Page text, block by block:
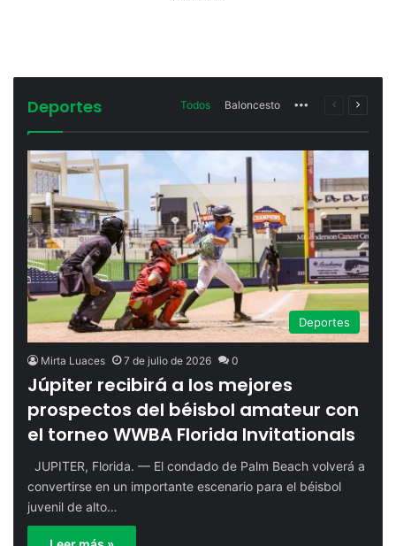
Deportes Todos Baloncesto More Página
Deportes
Mirta Luaces 7 de julio de 2026 0
Júpiter recibirá a los mejores
prospectos del béisbol amateur con
el torneo WWBA Florida Invitationals
JUPITER, Florida. — El condado de Palm Beach volverá a
convertirse en un importante escenario para el béisbol
juvenil de alto…